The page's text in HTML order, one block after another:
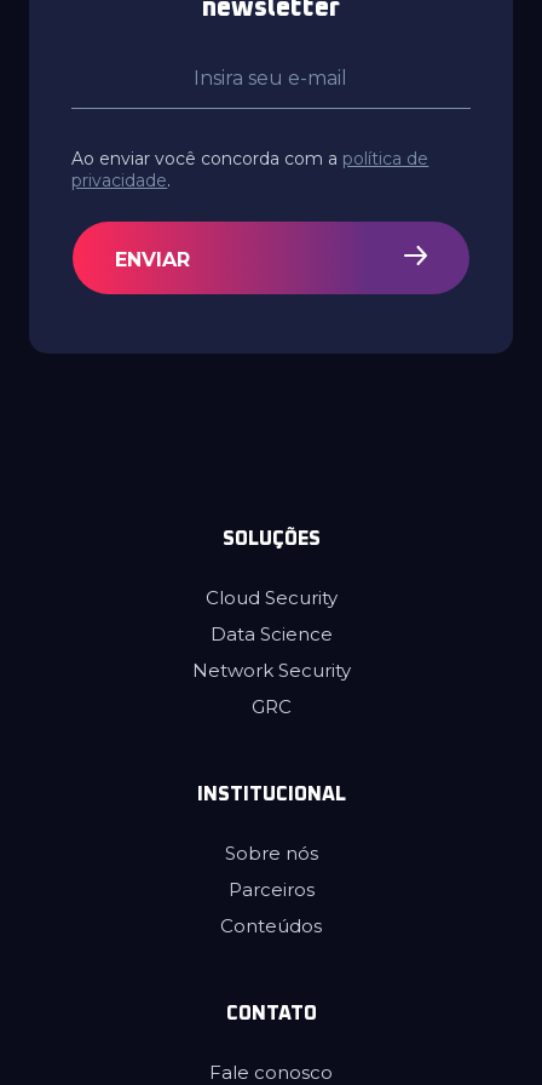
newsletter
Ao enviar você concorda com a política de
privacidade.
ENVIAR
SOLUÇÕES
Cloud Security
Data Science
Network Security
GRC
INSTITUCIONAL
Sobre nós
Parceiros
Conteúdos
CONTATO
Fale conosco